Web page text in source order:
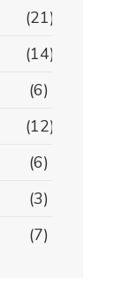
(21)
(14)
(6)
(12)
(6)
(3)
(7)